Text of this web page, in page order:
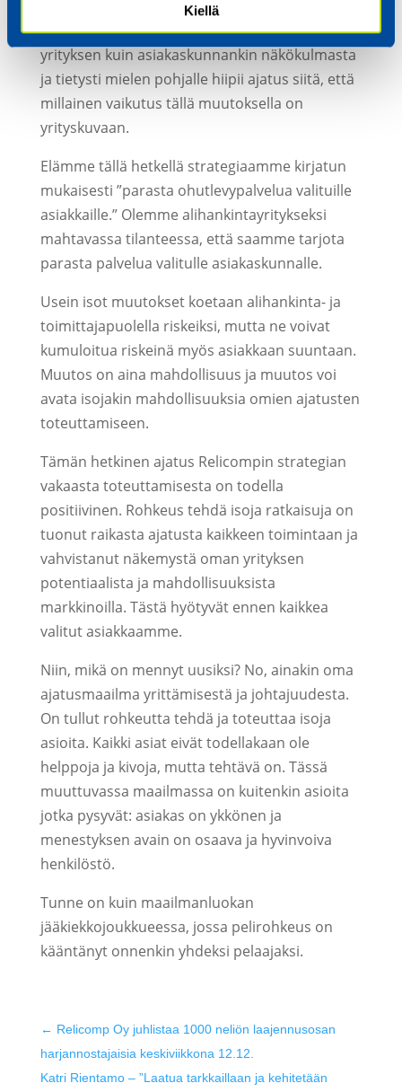
Kiellä
ja yrityksen muuttumista jarruttava vaikutus.
Luopumisprosessissa on mietittävä riskit niin
yrityksen kuin asiakaskunnankin näkökulmasta
ja tietysti mielen pohjalle hiipii ajatus siitä, että
millainen vaikutus tällä muutoksella on
yrityskuvaan.
Elämme tällä hetkellä strategiaamme kirjatun
mukaisesti ”parasta ohutlevypalvelua valituille
asiakkaille.” Olemme alihankintayritykseksi
mahtavassa tilanteessa, että saamme tarjota
parasta palvelua valitulle asiakaskunnalle.
Usein isot muutokset koetaan alihankinta- ja
toimittajapuolella riskeiksi, mutta ne voivat
kumuloitua riskeinä myös asiakkaan suuntaan.
Muutos on aina mahdollisuus ja muutos voi
avata isojakin mahdollisuuksia omien ajatusten
toteuttamiseen.
Tämän hetkinen ajatus Relicompin strategian
vakaasta toteuttamisesta on todella
positiivinen. Rohkeus tehdä isoja ratkaisuja on
tuonut raikasta ajatusta kaikkeen toimintaan ja
vahvistanut näkemystä oman yrityksen
potentiaalista ja mahdollisuuksista
markkinoilla. Tästä hyötyvät ennen kaikkea
valitut asiakkaamme.
Niin, mikä on mennyt uusiksi? No, ainakin oma
ajatusmaailma yrittämisestä ja johtajuudesta.
On tullut rohkeutta tehdä ja toteuttaa isoja
asioita. Kaikki asiat eivät todellakaan ole
helppoja ja kivoja, mutta tehtävä on. Tässä
muuttuvassa maailmassa on kuitenkin asioita
jotka pysyvät: asiakas on ykkönen ja
menestyksen avain on osaava ja hyvinvoiva
henkilöstö.
Tunne on kuin maailmanluokan
jääkiekkojoukkueessa, jossa pelirohkeus on
kääntänyt onnenkin yhdeksi pelaajaksi.
← Relicomp Oy juhlistaa 1000 neliön laajennusosan
harjannostajaisia keskiviikkona 12.12.
Katri Rientamo – ”Laatua tarkkaillaan ja kehitetään